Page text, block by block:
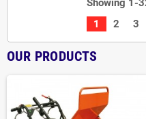
Showing 1-
1
2 3
OUR PRODUCTS